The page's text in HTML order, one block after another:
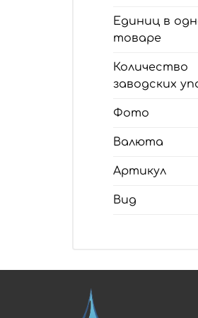
Единиц в
товаре
Количество
заводских
Фото
Валюта
Артикул
Вид